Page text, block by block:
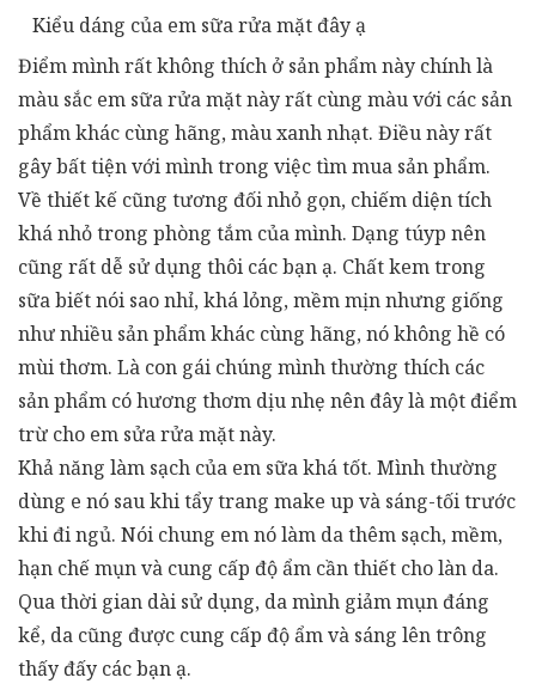
Kiểu dáng của em sữa rửa mặt đây ạ
Điểm mình rất không thích ở sản phẩm này chính là
màu sắc em sữa rửa mặt này rất cùng màu với các sản
phẩm khác cùng hãng, màu xanh nhạt. Điều này rất
gây bất tiện với mình trong việc tìm mua sản phẩm.
Về thiết kế cũng tương đối nhỏ gọn, chiếm diện tích
khá nhỏ trong phòng tắm của mình. Dạng túyp nên
cũng rất dễ sử dụng thôi các bạn ạ. Chất kem trong
sữa biết nói sao nhỉ, khá lỏng, mềm mịn nhưng giống
như nhiều sản phẩm khác cùng hãng, nó không hề có
mùi thơm. Là con gái chúng mình thường thích các
sản phẩm có hương thơm dịu nhẹ nên đây là một điểm
trừ cho em sửa rửa mặt này.
Khả năng làm sạch của em sữa khá tốt. Mình thường
dùng e nó sau khi tẩy trang make up và sáng-tối trước
khi đi ngủ. Nói chung em nó làm da thêm sạch, mềm,
hạn chế mụn và cung cấp độ ẩm cần thiết cho làn da.
Qua thời gian dài sử dụng, da mình giảm mụn đáng
kể, da cũng được cung cấp độ ẩm và sáng lên trông
thấy đấy các bạn ạ.